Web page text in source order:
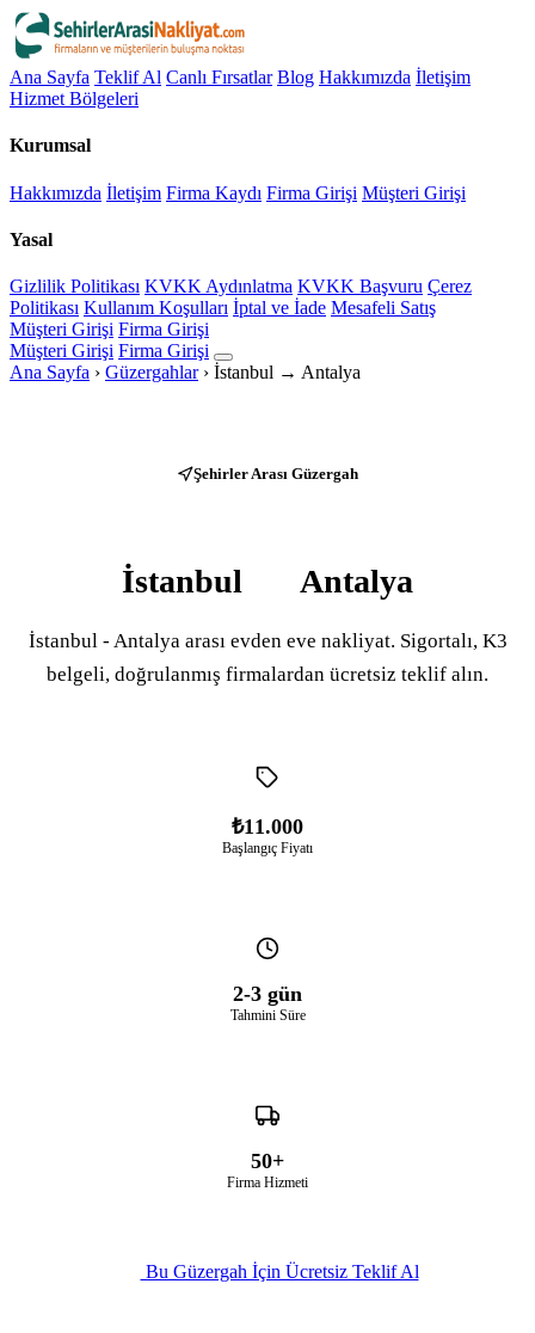
Ana Sayfa Teklif Al Canlı Fırsatlar Blog Hakkımızda İletişim
Hizmet Bölgeleri
Kurumsal
Hakkımızda İletişim Firma Kaydı Firma Girişi Müşteri Girişi
Yasal
Gizlilik Politikası KVKK Aydınlatma KVKK Başvuru Çerez
Politikası Kullanım Koşulları İptal ve İade Mesafeli Satış
Müşteri Girişi Firma Girişi
Müşteri Girişi Firma Girişi
Ana Sayfa › Güzergahlar › İstanbul → Antalya
Şehirler Arası Güzergah
İstanbul Antalya
İstanbul - Antalya arası evden eve nakliyat. Sigortalı, K3
belgeli, doğrulanmış firmalardan ücretsiz teklif alın.
₺11.000
Başlangıç Fiyatı
2-3 gün
Tahmini Süre
50+
Firma Hizmeti
Bu Güzergah İçin Ücretsiz Teklif Al